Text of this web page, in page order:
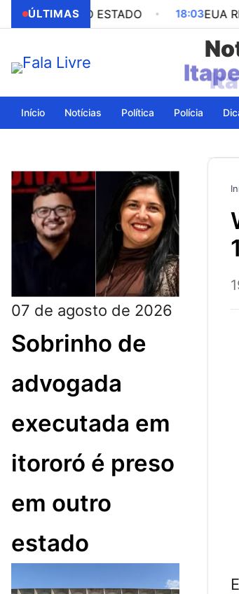
ÚLTIMAS
ESTADO 18:03 EUA
Início Notícias Política Polícia
07 de agosto de 2026
Sobrinho de
advogada
executada em
itororó é preso
em outro
estado